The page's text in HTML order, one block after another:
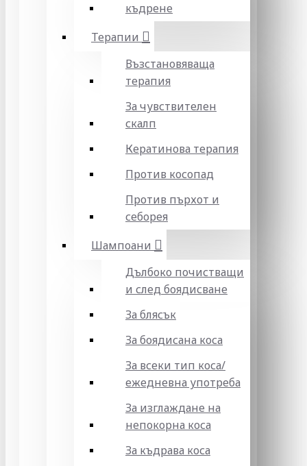
къдрене
Терапии
Възстановяваща
терапия
За чувствителен
скалп
Кератинова терапия
Против косопад
Против пърхот и
себорея
Шампоани
Дълбоко почистващи
и след боядисване
За блясък
За боядисана коса
За всеки тип коса/
ежедневна употреба
За изглаждане на
непокорна коса
За къдрава коса